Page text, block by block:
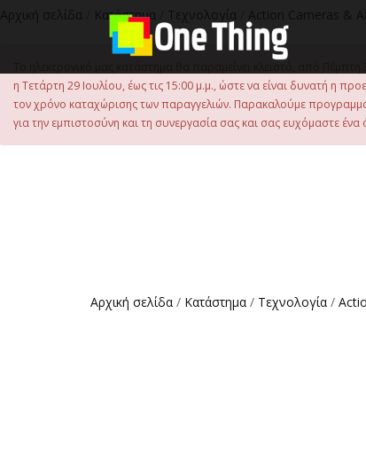
περιεχόμενο
Αρχική σελίδα Κατάστημα Τεχνολογία Action Cameras &
η Τετάρτη 29 Ιουλίου, έως τις 15:00 μ.μ., ώστε να είναι δυνατή η
τον χρόνο καταχώρισης των παραγγελιών. Παρακαλούμε
για την εμπιστοσύνη και τη συνεργασία σας και σας ευχόμαστε
Αρχική σελίδα / Κατάστημα / Τεχνολογία /